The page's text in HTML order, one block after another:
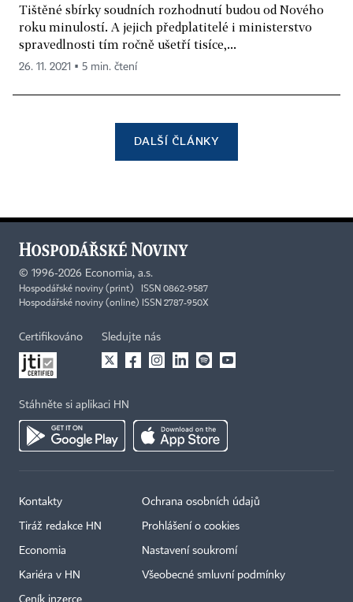
Tištěné sbírky soudních rozhodnutí budou od Nového
roku minulostí. A jejich předplatitelé i ministerstvo
spravedlnosti tím ročně ušetří tisíce,...
26. 11. 2021 ▪ 5 min. čtení
DALŠÍ ČLÁNKY
© 1996-2026 Economia, a.s.
Hospodářské noviny (print) ISSN 0862-9587
Hospodářské noviny (online) ISSN 2787-950X
Certifikováno Sledujte nás
Stáhněte si aplikaci HN
Kontakty
Tiráž redakce HN
Economia
Kariéra v HN
Ceník inzerce
Ochrana osobních údajů
Prohlášení o cookies
Nastavení soukromí
Všeobecné smluvní podmínky